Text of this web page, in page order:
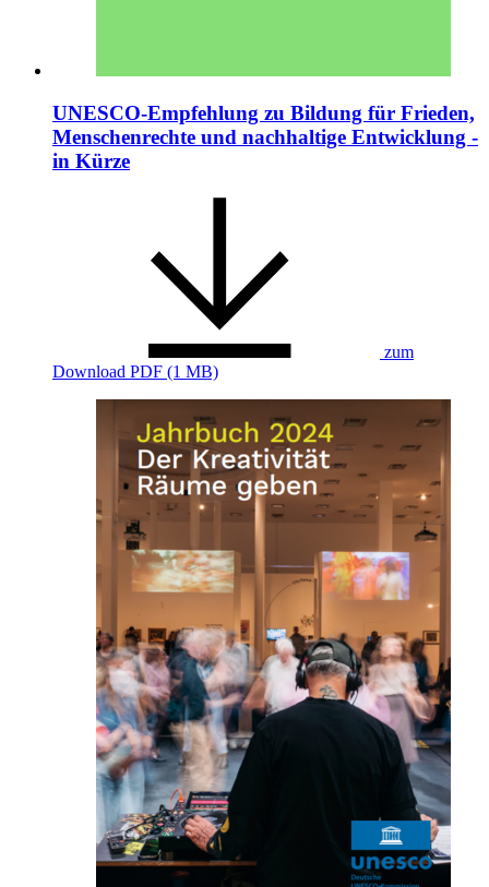
UNESCO-Empfehlung zu Bildung für Frieden,
Menschenrechte und nachhaltige Entwicklung -
in Kürze
zum
Download PDF (1 MB)